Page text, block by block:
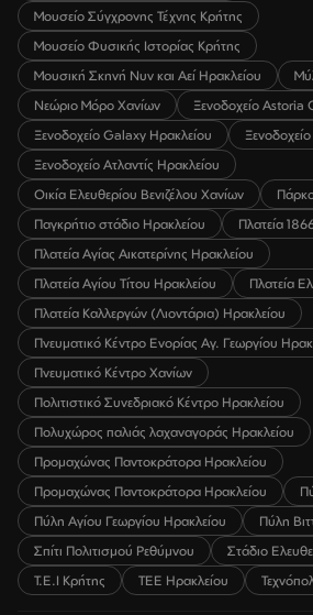
Μουσείο Σύγχρονης Τέχνης Κρήτης
Μουσείο Φυσικής Ιστορίας Κρήτης
Μουσική Σκηνή Νυν και Αεί Ηρακλείου
Νεώριο Μόρο Χανίων
Ξενοδοχείο Astoria
Ξενοδοχείο Galaxy Ηρακλείου
Ξενοδοχείο Ατλαντίς Ηρακλείου
Οικία Ελευθερίου Βενιζέλου Χανίων
Παγκρήτιο στάδιο Ηρακλείου
Πλατεία
Πλατεία Αγίας Αικατερίνης Ηρακλείου
Πλατεία Αγίου Τίτου Ηρακλείου
Πλατεία
Πλατεία Καλλεργών (Λιοντάρια) Ηρακλείου
Πνευματικό Κέντρο Ενορίας Αγ. Γεωργίου
Πνευματικό Κέντρο Χανίων
Πολιτιστικό Συνεδριακό Κέντρο Ηρακλείου
Πολυχώρος παλιάς λαχαναγοράς Ηρακλείου
Προμαχώνας Παντοκράτορα Ηρακλείου
Προμαχώνας Παντοκράτορα Ηρακλείου
Πύλη Αγίου Γεωργίου Ηρακλείου
Πύλη
Σπίτι Πολιτισμού Ρεθύμνου
Στάδιο
Τ.Ε.Ι Κρήτης
ΤΕΕ Ηρακλείου